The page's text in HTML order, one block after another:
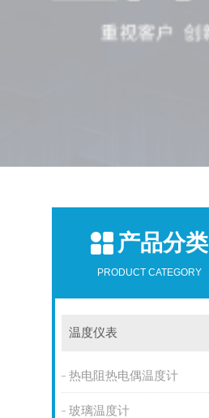
产品分类
PRODUCT CATEGORY
温度仪表
热电阻热电偶温度计
玻璃温度计